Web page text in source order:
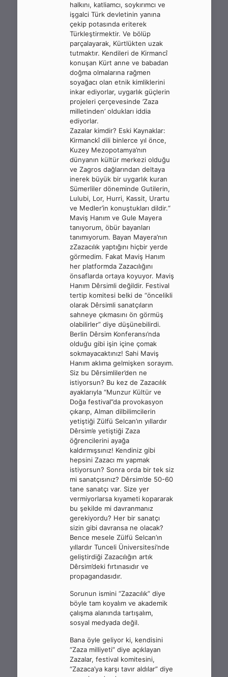
halkını, katliamcı, soykırımcı ve
işgalci Türk devletinin yanına
çekip potasında eriterek
Türkleştirmektir. Ve bölüp
parçalayarak, Kürtlükten uzak
tutmaktır. Kendileri de Kirmancî
konuşan Kürt anne ve babadan
doğma olmalarına rağmen
soyağacı olan etnik kimliklerini
inkar ediyorlar, uygarlık güçlerin
projeleri çerçevesinde ’Zaza
milletinden’ oldukları iddia
ediyorlar.
Zazalar kimdir? Eski Kaynaklar:
Kirmanckî dili binlerce yıl önce,
Kuzey Mezopotamya’nın
dünyanın kültür merkezi olduğu
ve Zagros dağlarından deltaya
inerek büyük bir uygarlık kuran
Sümerliler döneminde Gutilerin,
Lulubi, Lor, Hurri, Kassit, Urartu
ve Medler’in konuştukları dildir.“
Maviş Hanım ve Gule Mayera
tanıyorum, öbür bayanları
tanımıyorum. Bayan Mayera’nın
zZazacılık yaptığını hiçbir yerde
görmedim. Fakat Maviş Hanım
her platformda Zazacılığını
önsaflarda ortaya koyuyor. Maviş
Hanım Dêrsimli değildir. Festival
tertip komitesi belki de “öncelikli
olarak Dêrsimli sanatçıların
sahneye çıkmasını ön görmüş
olabilirler” diye düşünebilirdi.
Berlin Dêrsim Konferansı’nda
olduğu gibi işin içine çomak
sokmayacaktınız! Sahi Maviş
Hanım aklıma gelmişken sorayım.
Siz bu Dêrsimliler’den ne
istiyorsun? Bu kez de Zazacılık
ayaklarıyla “Munzur Kültür ve
Doğa festival”da provokasyon
çıkarıp, Alman dilbilimcilerin
yetiştiği Zülfü Selcan’ın yıllardır
Dêrsim’e yetiştiği Zaza
öğrencilerini ayağa
kaldırmışsınız! Kendiniz gibi
hepsini Zazacı mı yapmak
istiyorsun? Sonra orda bir tek siz
mi sanatçısınız? Dêrsim’de 50-60
tane sanatçı var. Size yer
vermiyorlarsa kıyameti kopararak
bu şekilde mi davranmanız
gerekiyordu? Her bir sanatçı
sizin gibi davransa ne olacak?
Bence mesele Zülfü Selcan’ın
yıllardır Tunceli Üniversitesi’nde
geliştirdiği Zazacılığın artık
Dêrsim’deki fırtınasıdır ve
propagandasıdır.
Sorunun ismini “Zazacılık” diye
böyle tam koyalım ve akademik
çalışma alanında tartışalım,
sosyal medyada değil.
Bana öyle geliyor ki, kendisini
“Zaza milliyeti” diye açıklayan
Zazalar, festival komitesini,
“Zazaca’ya karşı tavır aldılar” diye